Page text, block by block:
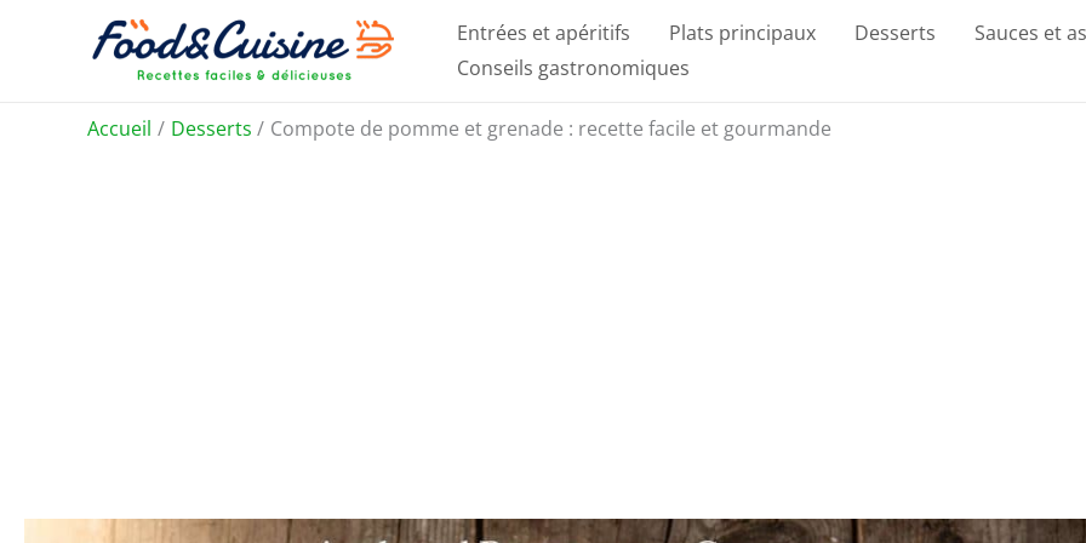
Entrées et apéritifs Plats principaux Desserts Sauces et
Conseils gastronomiques
Accueil Desserts Compote de pomme et grenade : recette facile et gourmande